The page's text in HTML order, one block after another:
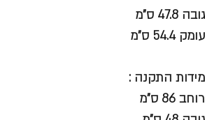
גובה 47.8 ס"מ
עומק 54.4 ס"מ
מידות התקנה :
רוחב 86 ס"מ